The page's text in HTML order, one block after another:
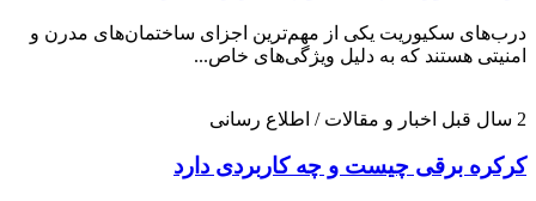
درب‌های سکیوریت یکی از مهم‌ترین اجزای ساختمان‌های مدرن و
امنیتی هستند که به دلیل ویژگی‌های خاص...
2 سال قبل اخبار و مقالات / اطلاع رسانی
کرکره برقی چیست و چه کاربردی دارد